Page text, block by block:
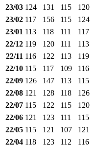
23/03 124 131 115 120
23/02 117 156 115 124
23/01 113 118 111 117
22/12 119 120 111 113
22/11 116 122 113 119
22/10 115 117 109 116
22/09 126 147 113 115
22/08 121 128 118 126
22/07 115 122 115 120
22/06 121 123 111 115
22/05 115 121 107 121
22/04 118 123 112 116